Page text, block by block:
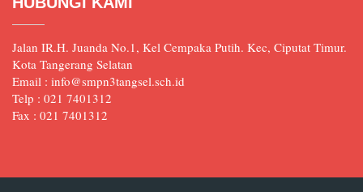
Jalan IR.H. Juanda No.1, Kel Cempaka Putih. Kec, Ciputat Timur.
Kota Tangerang Selatan
Email : info@smpn3tangsel.sch.id
Telp : 021 7401312
Fax : 021 7401312